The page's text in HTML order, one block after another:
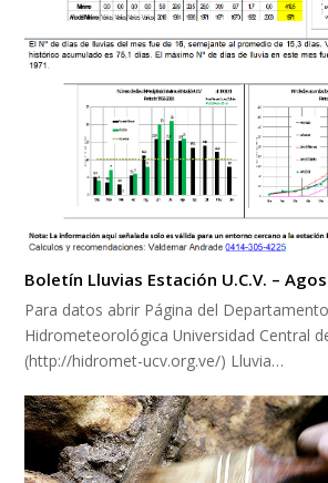
Boletín Lluvias Estación U.C.V. –
Para datos abrir Página del
Hidrometeorológica Universidad Central
(http://hidromet-ucv.org.ve/) Lluvia…